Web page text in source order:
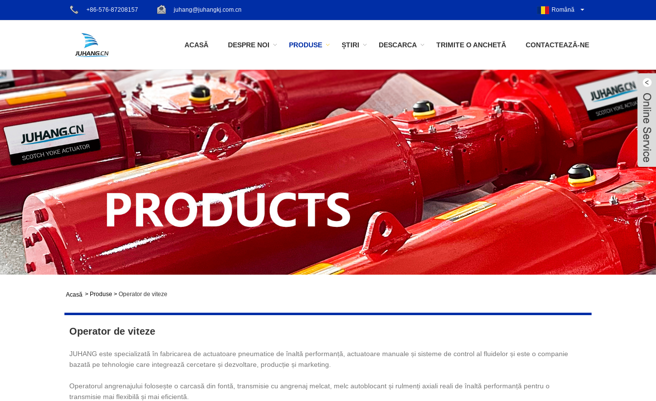
+86-576-87208157 juhang@juhangkj.com.cn Română
ACASĂ DESPRE NOI PRODUSE ȘTIRI DESCARCA TRIMITE O ANCHETĂ CONTACTEAZĂ-NE
Acasă > Produse > Operator de viteze
Operator de viteze
JUHANG este specializată în fabricarea de actuatoare pneumatice de înaltă performanță, actuatoare manuale și sisteme de control al fluidelor și este o companie
bazată pe tehnologie care integrează cercetare și dezvoltare, producție și marketing.
Operatorul angrenajului folosește o carcasă din fontă, transmisie cu angrenaj melcat, melc autoblocant și rulmenți axiali reali de înaltă performanță pentru o
transmisie mai flexibilă și mai eficientă.